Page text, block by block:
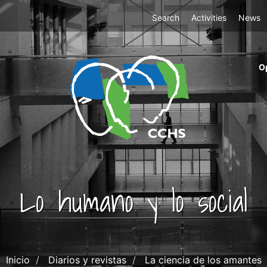
Top
Menu
Search Activities News
Lo humano y lo social
Inicio Diarios y revistas La ciencia de los amantes